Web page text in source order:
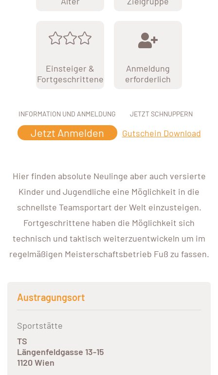
Einsteiger &
Fortgeschrittene
Anmeldung
erforderlich
INFORMATION UND ANMELDUNG
Jetzt Anmelden
JETZT SCHNUPPERN
Gutschein Download
Hier finden absolute Neulinge aber auch versierte
Kinder und Jugendliche eine Möglichkeit in die
schnellste Teamsportart der Welt einzusteigen.
Fortgeschrittene haben die Möglichkeit sich
technisch und taktisch weiterzuentwickeln um im
regelmäßigen Meisterschaftsbetrieb Fuß zu fassen.
Austragungsort
Sportstätte
TS
Längenfeldgasse 13-15
1120 Wien